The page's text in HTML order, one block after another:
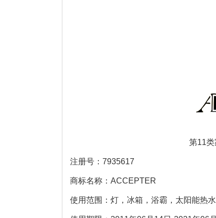
第11类
注册号：7935617
商标名称：ACCEPTER
使用范围：灯，冰箱，浴霸，太阳能热